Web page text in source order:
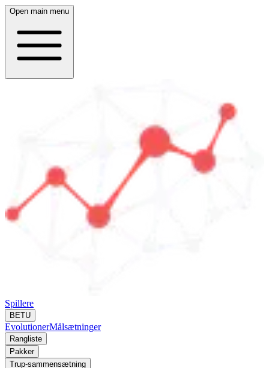
Open main menu
Spillere
BETU
EvolutionerMålsætninger
Rangliste
Pakker
Trup-sammensætning